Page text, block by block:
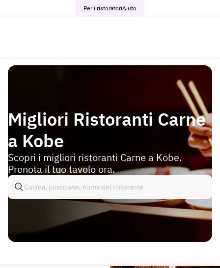
Per i ristoratoriAiuto
Migliori Ristoranti Carne
a Kobe
Scopri i migliori ristoranti Carne a Kobe.
Prenota il tuo tavolo ora.